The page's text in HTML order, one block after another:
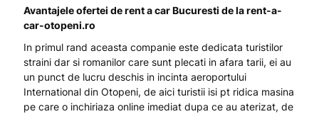
Avantajele ofertei de rent a car Bucuresti de la rent-a-
car-otopeni.ro
In primul rand aceasta companie este dedicata turistilor
straini dar si romanilor care sunt plecati in afara tarii, ei au
un punct de lucru deschis in incinta aeroportului
International din Otopeni, de aici turistii isi pt ridica masina
pe care o inchiriaza online imediat dupa ce au aterizat, de